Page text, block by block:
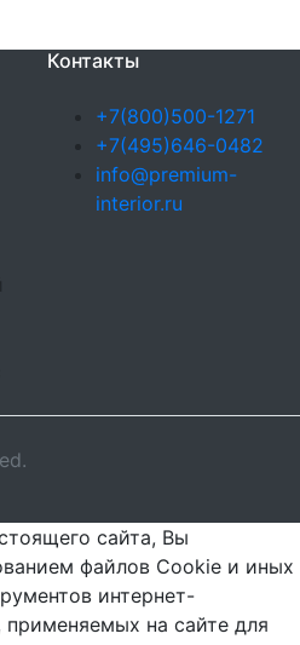
Контакты
+7(800)500-1271
+7(495)646-0482
info@premium-
interior.ru
сайта, Вы
файлов Cookie и иных
интернет-
на сайте для